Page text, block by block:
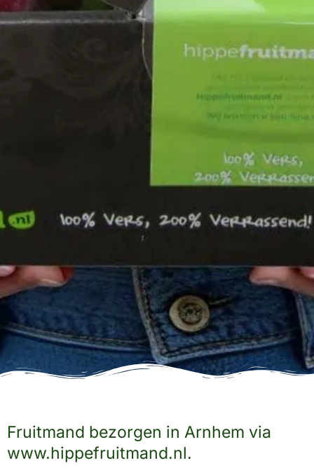
Fruitmand bezorgen in Arnhem via
www.hippefruitmand.nl.